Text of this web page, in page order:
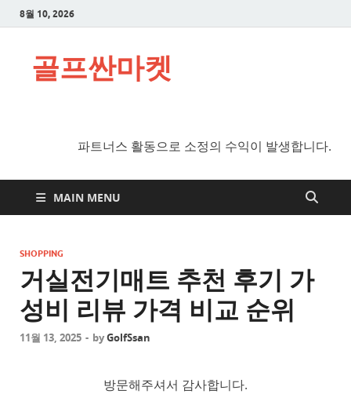
8월 10, 2026
골프싼마켓
파트너스 활동으로 소정의 수익이 발생합니다.
MAIN MENU
SHOPPING
거실전기매트 추천 후기 가
성비 리뷰 가격 비교 순위
11월 13, 2025 - byGolfSsan
방문해주셔서 감사합니다.